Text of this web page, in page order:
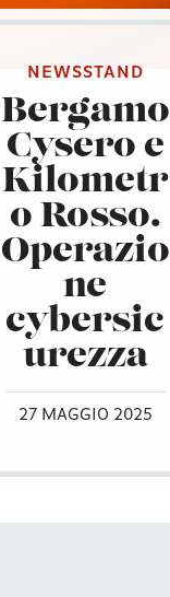
NEWSSTAND
Bergamo
Cysero e
Kilometr
o Rosso.
Operazio
ne
cybersic
urezza
27 MAGGIO 2025